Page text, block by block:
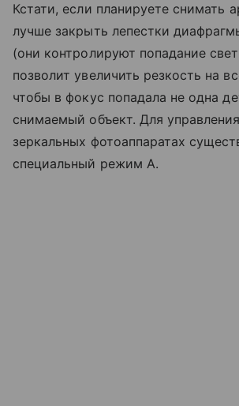
Кстати, если планируете снимать
лучше закрыть лепестки
(они контролируют попадание
позволит увеличить резкость на
чтобы в фокус попадала не одна
снимаемый объект. Для
зеркальных фотоаппаратах
специальный режим A.